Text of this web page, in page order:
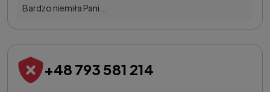
Bardzo niemiła Pani...
+48 793 581 214